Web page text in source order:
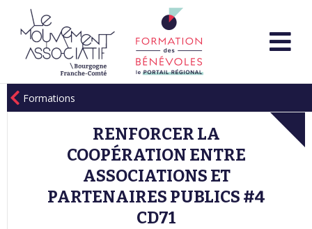
Formations
RENFORCER LA
COOPÉRATION ENTRE
ASSOCIATIONS ET
PARTENAIRES PUBLICS #4
CD71